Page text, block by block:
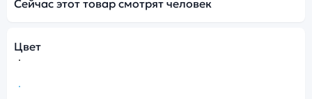
Сейчас этот товар смотрят человек
Цвет